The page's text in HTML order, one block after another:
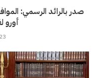
أورو
23 جويلية، 2026